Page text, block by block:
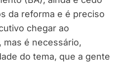
da reforma e é preciso
chegar ao
mas é necessário,
do tema, que a gente